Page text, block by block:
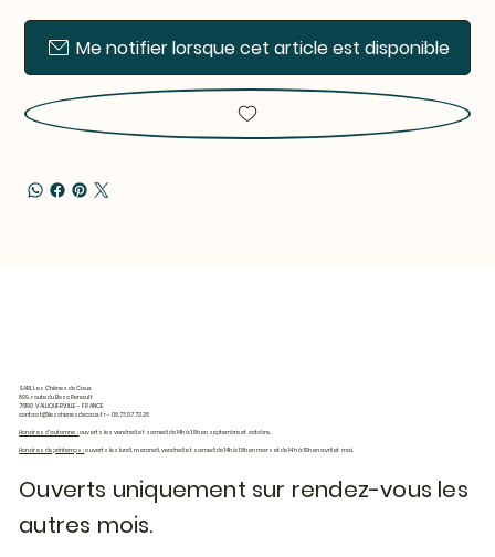
Me notifier lorsque cet article est disponible
SARL Les Chênes de Caux
899, route du Bosc Renault
76190 VALLIQUERVILLE - FRANCE
contact@leschenesdecaux.fr- 06.73.07.72.26
Horaires d'automne :ouverts les vendredi et samedi de 14h à 18h en septembre et octobre.
Horaires de printemps :ouverts les lundi, mercredi, vendredi et samedi de 14h à 18h en mars et de 14h à 19h en avril et mai.
Ouverts uniquement sur rendez-vous les
autres mois.